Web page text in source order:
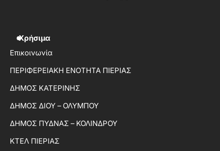
Χρήσιμα
Επικοινωνία
ΠΕΡΙΦΕΡΕΙΑΚΗ ΕΝΟΤΗΤΑ ΠΙΕΡΙΑΣ
ΔΗΜΟΣ ΚΑΤΕΡΙΝΗΣ
ΔΗΜΟΣ ΔΙΟΥ – ΟΛΥΜΠΟΥ
ΔΗΜΟΣ ΠΥΔΝΑΣ – ΚΟΛΙΝΔΡΟΥ
ΚΤΕΛ ΠΙΕΡΙΑΣ